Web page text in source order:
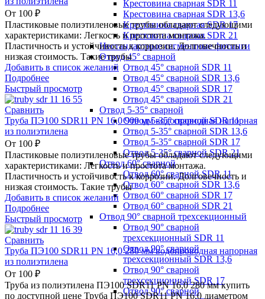
Крестовина сварная SDR 11
Крестовина сварная SDR 13,6
Крестовина сварная SDR 17
Крестовина сварная SDR 21
Нестандартные сегментные фитинги
Отвод 45° сварной
Отвод 45° сварной SDR 11
Отвод 45° сварной SDR 13,6
Отвод 45° сварной SDR 17
Отвод 45° сварной SDR 21
Отвод 5-35° сварной
Отвод 5-35° сварной SDR 11
Отвод 5-35° сварной SDR 13,6
Отвод 5-35° сварной SDR 17
Отвод 5-35° сварной SDR 21
Отвод 60° сварной
Отвод 60° сварной SDR 11
Отвод 60° сварной SDR 13,6
Отвод 60° сварной SDR 17
Отвод 60° сварной SDR 21
Отвод 90° сварной трехсекционный
Отвод 90° сварной
трехсекционный SDR 11
Отвод 90° сварной
трехсекционный SDR 13,6
Отвод 90° сварной
трехсекционный SDR 17
Отвод 90° сварной
От 100 ₽
Пластиковые полиэтиленовые трубы обладают следующими
характеристиками: Легкость и простота монтажа.
Пластичность и устойчивость к коррозии. Долговечность и
низкая стоимость. Такие трубы
Добавить в список желаний
Подробнее
Быстрый просмотр
Сравнить
Труба ПЭ100 SDR11 PN 16,0 900 мм водопроводная напорная
из полиэтилена
От 100 ₽
Пластиковые полиэтиленовые трубы обладают следующими
характеристиками: Легкость и простота монтажа.
Пластичность и устойчивость к коррозии. Долговечность и
низкая стоимость. Такие трубы
Добавить в список желаний
Подробнее
Быстрый просмотр
Сравнить
Труба ПЭ100 SDR11 PN 16,0 280 мм водопроводная напорная
из полиэтилена
От 100 ₽
Труба из полиэтилена ПЭ100 SDR11 PN 16,0 280 мм купить
по доступной цене Труба ПЭ100 SDR11 PN 16,0 диаметром